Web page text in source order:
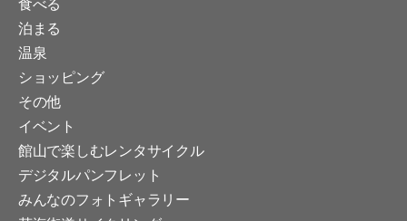
食べる
泊まる
温泉
ショッピング
その他
イベント
館山で楽しむレンタサイクル
デジタルパンフレット
みんなのフォトギャラリー